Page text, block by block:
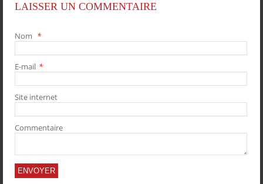
PARTAGERPARTAGERPARTAGERPARTAGER
LAISSER UN COMMENTAIRE
Nom *
E-mail *
Site internet
Commentaire